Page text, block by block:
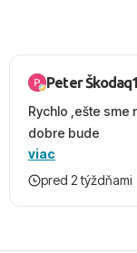
Peter
Rychlo ,ešte sme
dobre bude
viac
pred 2 týždňami